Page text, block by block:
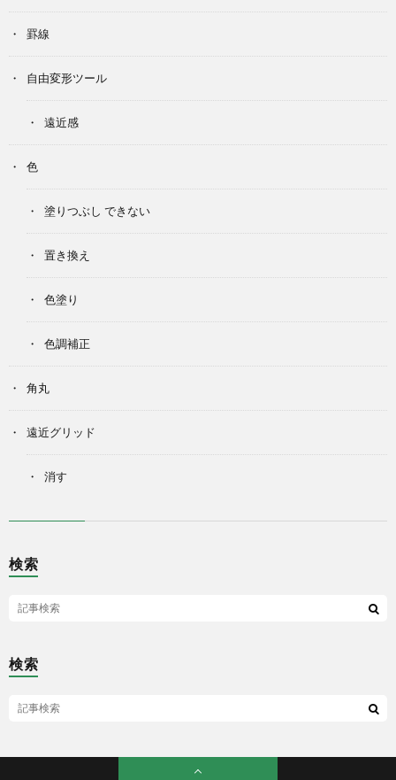
罫線
自由変形ツール
遠近感
色
塗りつぶし できない
置き換え
色塗り
色調補正
角丸
遠近グリッド
消す
検索
検索